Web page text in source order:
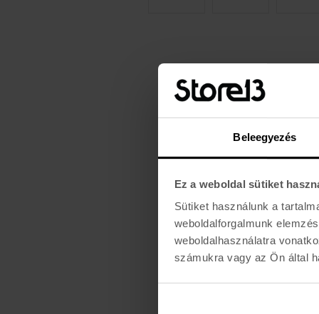
Beleegyezés
Ez a weboldal sütiket
Sütiket használunk a
weboldalforgalmunk
weboldalhasználatra
számukra vagy az Ön által